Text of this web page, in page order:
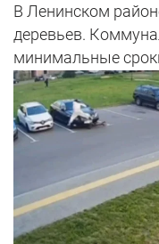
В Ленинском
деревьев.
минимальные